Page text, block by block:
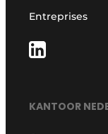
Entreprises
KANTOOR